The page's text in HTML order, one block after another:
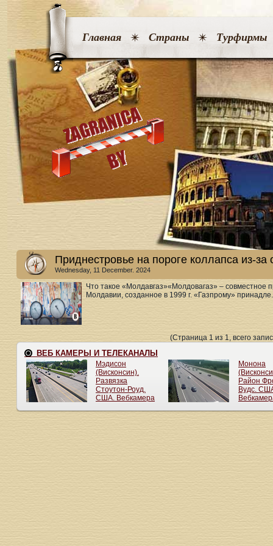
Главная Страны Турфирмы
Приднестровье на пороге коллапса из-
Wednesday, 11 December. 2024
Что такое «Молдавгаз»«Молдовагаз» – совместное
Молдавии, созданное в 1999 г. «Газпрому»
(Страница 1 из 1, всего